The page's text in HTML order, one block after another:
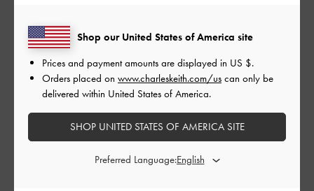
ご利用者様
Very nice
日本語に翻訳する
2026-05-16
Shop our United States of America site
Prices and payment amounts are displayed in US $.
Orders placed on www.charleskeith.com/us can only be
delivered within United States of America.
SHOP UNITED STATES OF AMERICA SITE
Preferred Language: